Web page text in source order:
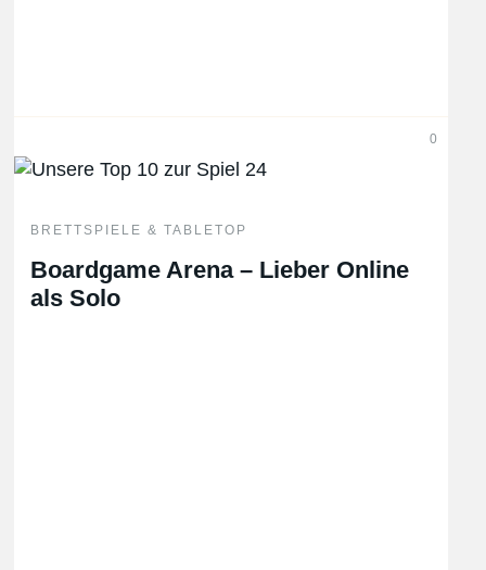
0
BRETTSPIELE & TABLETOP
Boardgame Arena – Lieber Online
als Solo